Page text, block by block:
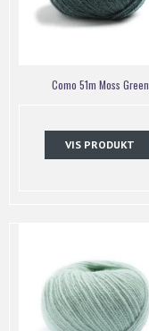
Como 51m Moss Green
VIS PRODUKT